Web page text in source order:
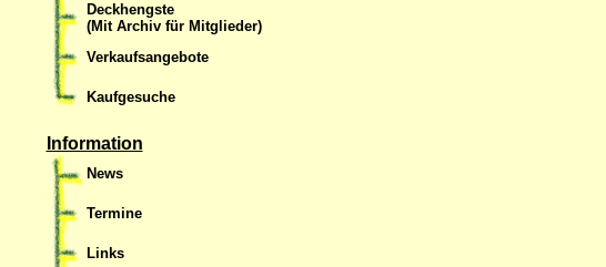
Deckhengste
(Mit Archiv für Mitglieder)
Verkaufsangebote
Kaufgesuche
Information
News
Termine
Links